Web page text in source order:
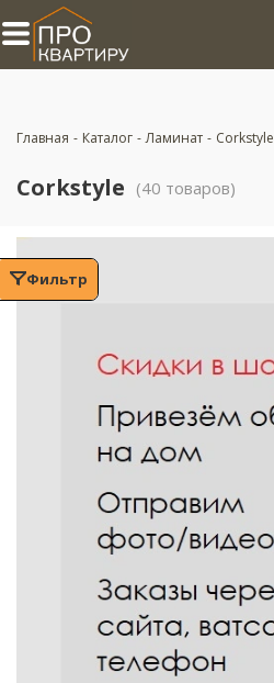
Главная - Каталог - Ламинат - Corkstyle
Corkstyle (40 товаров)
Фильтр